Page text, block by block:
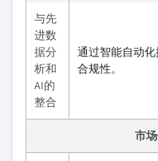
与先
进数
据分
析和
AI的
整合
通过智能自动
合规性。
市